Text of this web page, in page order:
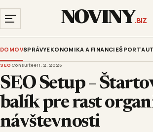
NOVINY.BIZ
DOMOVSPRÁVYEKONOMIKA A FINANCIEŠPORT
SEO Consultee11. 2. 2026
SEO Setup –
balík pre rast
návštevnosti